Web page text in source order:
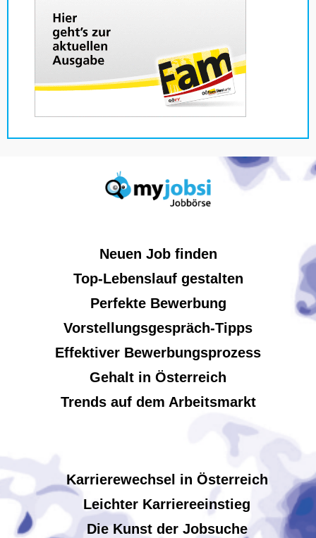
Neuen Job finden
Top-Lebenslauf gestalten
Perfekte Bewerbung
Vorstellungsgespräch-Tipps
Effektiver Bewerbungsprozess
Gehalt in Österreich
Trends auf dem Arbeitsmarkt
Karrierewechsel in Österreich
Leichter Karriereeinstieg
Die Kunst der Jobsuche